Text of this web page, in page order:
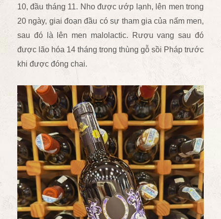
10, đầu tháng 11. Nho được ướp lạnh, lên men trong
20 ngày, giai đoạn đầu có sự tham gia của nấm men,
sau đó là lên men malolactic. Rượu vang sau đó
được lão hóa 14 tháng trong thùng gỗ sồi Pháp trước
khi được đóng chai.